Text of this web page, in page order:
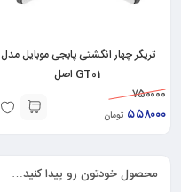
تریگر چهار انگشتی پابجی موبایل مدل
GT01 اصل
۷۵۰۰۰۰
۵۵۸۰۰۰ تومان
محصول خودتون رو پیدا کنید…